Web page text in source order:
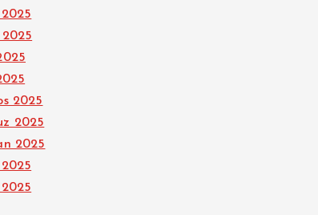
2025
2025
2025
2025
2025